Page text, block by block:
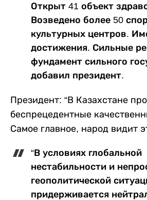
Открыт 41 объект
Возведено более 50
культурных центров.
достижения. Сильные
фундамент сильного
добавил президент.
Президент: “В Казахстане
беспрецедентные
Самое главное, народ видит
“В условиях глобальной
нестабильности и
геополитической
придерживается